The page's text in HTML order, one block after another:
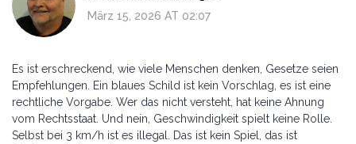
März 15, 2026 AT 02:07
Es ist erschreckend, wie viele Menschen denken, Gesetze seien
Empfehlungen. Ein blaues Schild ist kein Vorschlag, es ist eine
rechtliche Vorgabe. Wer das nicht versteht, hat keine Ahnung
vom Rechtsstaat. Und nein, Geschwindigkeit spielt keine Rolle.
Selbst bei 3 km/h ist es illegal. Das ist kein Spiel, das ist